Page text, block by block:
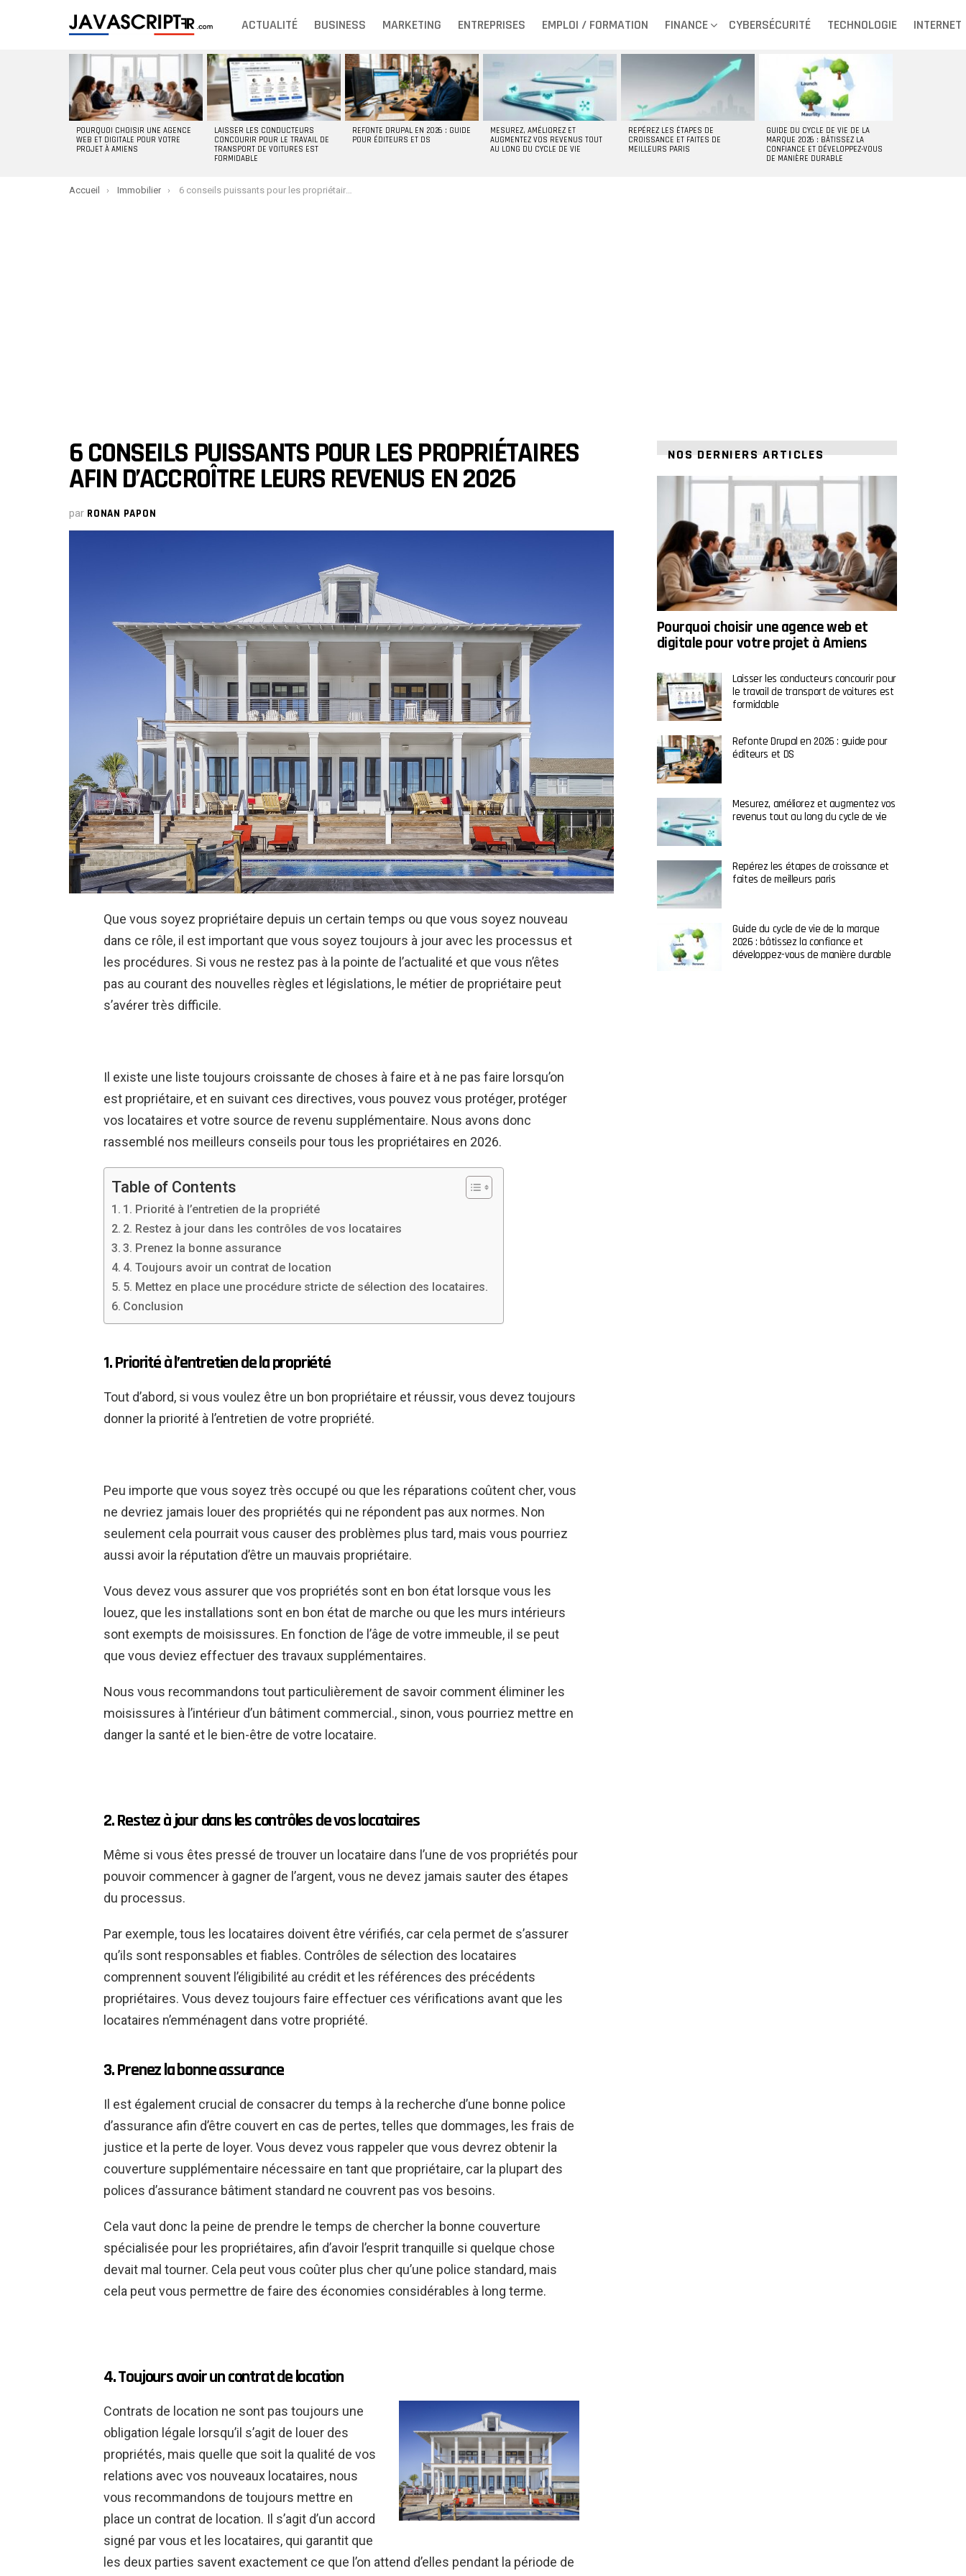
ACTUALITÉ BUSINESS MARKETING ENTREPRISES EMPLOI / FORMATION FINANCE CYBERSÉCURITÉ TECHNOLOGIE INTERNET
POURQUOI CHOISIR UNE AGENCE
WEB ET DIGITALE POUR VOTRE
PROJET À AMIENS
LAISSER LES CONDUCTEURS
CONCOURIR POUR LE TRAVAIL DE
TRANSPORT DE VOITURES EST
FORMIDABLE
REFONTE DRUPAL EN 2026 : GUIDE
POUR ÉDITEURS ET DS
MESUREZ, AMÉLIOREZ ET
AUGMENTEZ VOS REVENUS TOUT
AU LONG DU CYCLE DE VIE
REPÉREZ LES ÉTAPES DE
CROISSANCE ET FAITES DE
MEILLEURS PARIS
GUIDE DU CYCLE DE VIE DE LA
MARQUE 2026 : BÂTISSEZ LA
CONFIANCE ET DÉVELOPPEZ-VOUS
DE MANIÈRE DURABLE
You are here:
Accueil Immobilier 6 conseils puissants pour les propriétaires afin d’accroître leurs revenus en 2026
6 CONSEILS PUISSANTS POUR LES PROPRIÉTAIRES
AFIN D’ACCROÎTRE LEURS REVENUS EN 2026
par RONAN PAPON
Que vous soyez propriétaire depuis un certain temps ou que vous soyez nouveau
dans ce rôle, il est important que vous soyez toujours à jour avec les processus et
les procédures. Si vous ne restez pas à la pointe de l’actualité et que vous n’êtes
pas au courant des nouvelles règles et législations, le métier de propriétaire peut
s’avérer très difficile.
Il existe une liste toujours croissante de choses à faire et à ne pas faire lorsqu’on
est propriétaire, et en suivant ces directives, vous pouvez vous protéger, protéger
vos locataires et votre source de revenu supplémentaire. Nous avons donc
rassemblé nos meilleurs conseils pour tous les propriétaires en 2026.
Table of Contents
1. Priorité à l’entretien de la propriété
2. Restez à jour dans les contrôles de vos locataires
3. Prenez la bonne assurance
4. Toujours avoir un contrat de location
5. Mettez en place une procédure stricte de sélection des locataires.
Conclusion
1. Priorité à l’entretien de la propriété
Tout d’abord, si vous voulez être un bon propriétaire et réussir, vous devez toujours
donner la priorité à l’entretien de votre propriété.
Peu importe que vous soyez très occupé ou que les réparations coûtent cher, vous
ne devriez jamais louer des propriétés qui ne répondent pas aux normes. Non
seulement cela pourrait vous causer des problèmes plus tard, mais vous pourriez
aussi avoir la réputation d’être un mauvais propriétaire.
Vous devez vous assurer que vos propriétés sont en bon état lorsque vous les
louez, que les installations sont en bon état de marche ou que les murs intérieurs
sont exempts de moisissures. En fonction de l’âge de votre immeuble, il se peut
que vous deviez effectuer des travaux supplémentaires.
Nous vous recommandons tout particulièrement de savoir comment éliminer les
moisissures à l’intérieur d’un bâtiment commercial., sinon, vous pourriez mettre en
danger la santé et le bien-être de votre locataire.
2. Restez à jour dans les contrôles de vos locataires
Même si vous êtes pressé de trouver un locataire dans l’une de vos propriétés pour
pouvoir commencer à gagner de l’argent, vous ne devez jamais sauter des étapes
du processus.
Par exemple, tous les locataires doivent être vérifiés, car cela permet de s’assurer
qu’ils sont responsables et fiables. Contrôles de sélection des locataires
comprennent souvent l’éligibilité au crédit et les références des précédents
propriétaires. Vous devez toujours faire effectuer ces vérifications avant que les
locataires n’emménagent dans votre propriété.
3. Prenez la bonne assurance
Il est également crucial de consacrer du temps à la recherche d’une bonne police
d’assurance afin d’être couvert en cas de pertes, telles que dommages, les frais de
justice et la perte de loyer. Vous devez vous rappeler que vous devrez obtenir la
couverture supplémentaire nécessaire en tant que propriétaire, car la plupart des
polices d’assurance bâtiment standard ne couvrent pas vos besoins.
Cela vaut donc la peine de prendre le temps de chercher la bonne couverture
spécialisée pour les propriétaires, afin d’avoir l’esprit tranquille si quelque chose
devait mal tourner. Cela peut vous coûter plus cher qu’une police standard, mais
cela peut vous permettre de faire des économies considérables à long terme.
4. Toujours avoir un contrat de location
Contrats de location ne sont pas toujours une
obligation légale lorsqu’il s’agit de louer des
propriétés, mais quelle que soit la qualité de vos
relations avec vos nouveaux locataires, nous
vous recommandons de toujours mettre en
place un contrat de location. Il s’agit d’un accord
signé par vous et les locataires, qui garantit que
les deux parties savent exactement ce que l’on attend d’elles pendant la période de
NOS DERNIERS ARTICLES
Pourquoi choisir une agence web et
digitale pour votre projet à Amiens
Laisser les conducteurs concourir pour
le travail de transport de voitures est
formidable
Refonte Drupal en 2026 : guide pour
éditeurs et DS
Mesurez, améliorez et augmentez vos
revenus tout au long du cycle de vie
Repérez les étapes de croissance et
faites de meilleurs paris
Guide du cycle de vie de la marque
2026 : bâtissez la confiance et
développez-vous de manière durable